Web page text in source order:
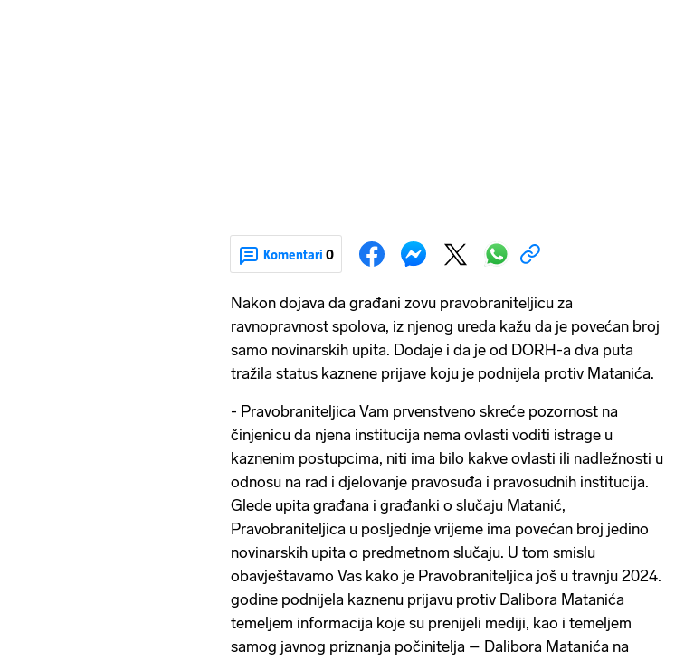
Komentari 0
Nakon dojava da građani zovu pravobraniteljicu za
ravnopravnost spolova, iz njenog ureda kažu da je povećan broj
samo novinarskih upita. Dodaje i da je od DORH-a dva puta
tražila status kaznene prijave koju je podnijela protiv Matanića.
- Pravobraniteljica Vam prvenstveno skreće pozornost na
činjenicu da njena institucija nema ovlasti voditi istrage u
kaznenim postupcima, niti ima bilo kakve ovlasti ili nadležnosti u
odnosu na rad i djelovanje pravosuđa i pravosudnih institucija.
Glede upita građana i građanki o slučaju Matanić,
Pravobraniteljica u posljednje vrijeme ima povećan broj jedino
novinarskih upita o predmetnom slučaju. U tom smislu
obavještavamo Vas kako je Pravobraniteljica još u travnju 2024.
godine podnijela kaznenu prijavu protiv Dalibora Matanića
temeljem informacija koje su prenijeli mediji, kao i temeljem
samog javnog priznanja počinitelja – Dalibora Matanića na